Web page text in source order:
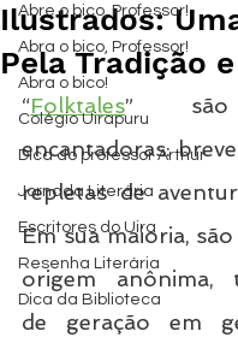
Abre o bico, Professor!
Abra o bico, Professor!
Abra o bico!
Colégio Uirapuru
Dica do professor Arthur
Jornada Literária
Escritores do Uira
Resenha Literária
Dica da Biblioteca
Ilustrados:
Pela Tradição
“Folktales” são
encantadoras:
repletas de
Em sua maioria,
origem anônima,
de geração em